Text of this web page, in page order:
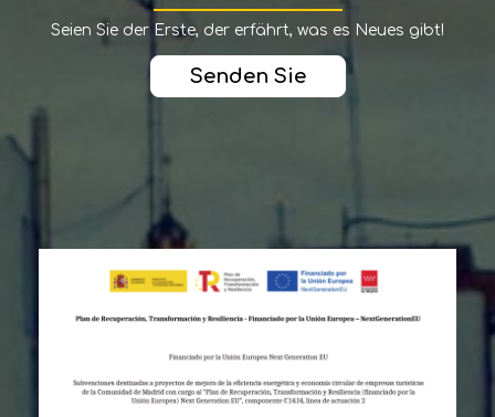
Seien Sie der Erste, der erfährt, was es Neues gibt!
Senden Sie